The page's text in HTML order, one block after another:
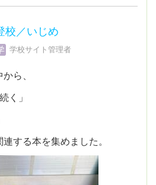
校／いじめ
学校サイト管理者
ら、
く」
する本を集めました。